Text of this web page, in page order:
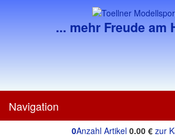
... mehr Freude am
Navigation
0Anzahl Artikel 0.00€ zur